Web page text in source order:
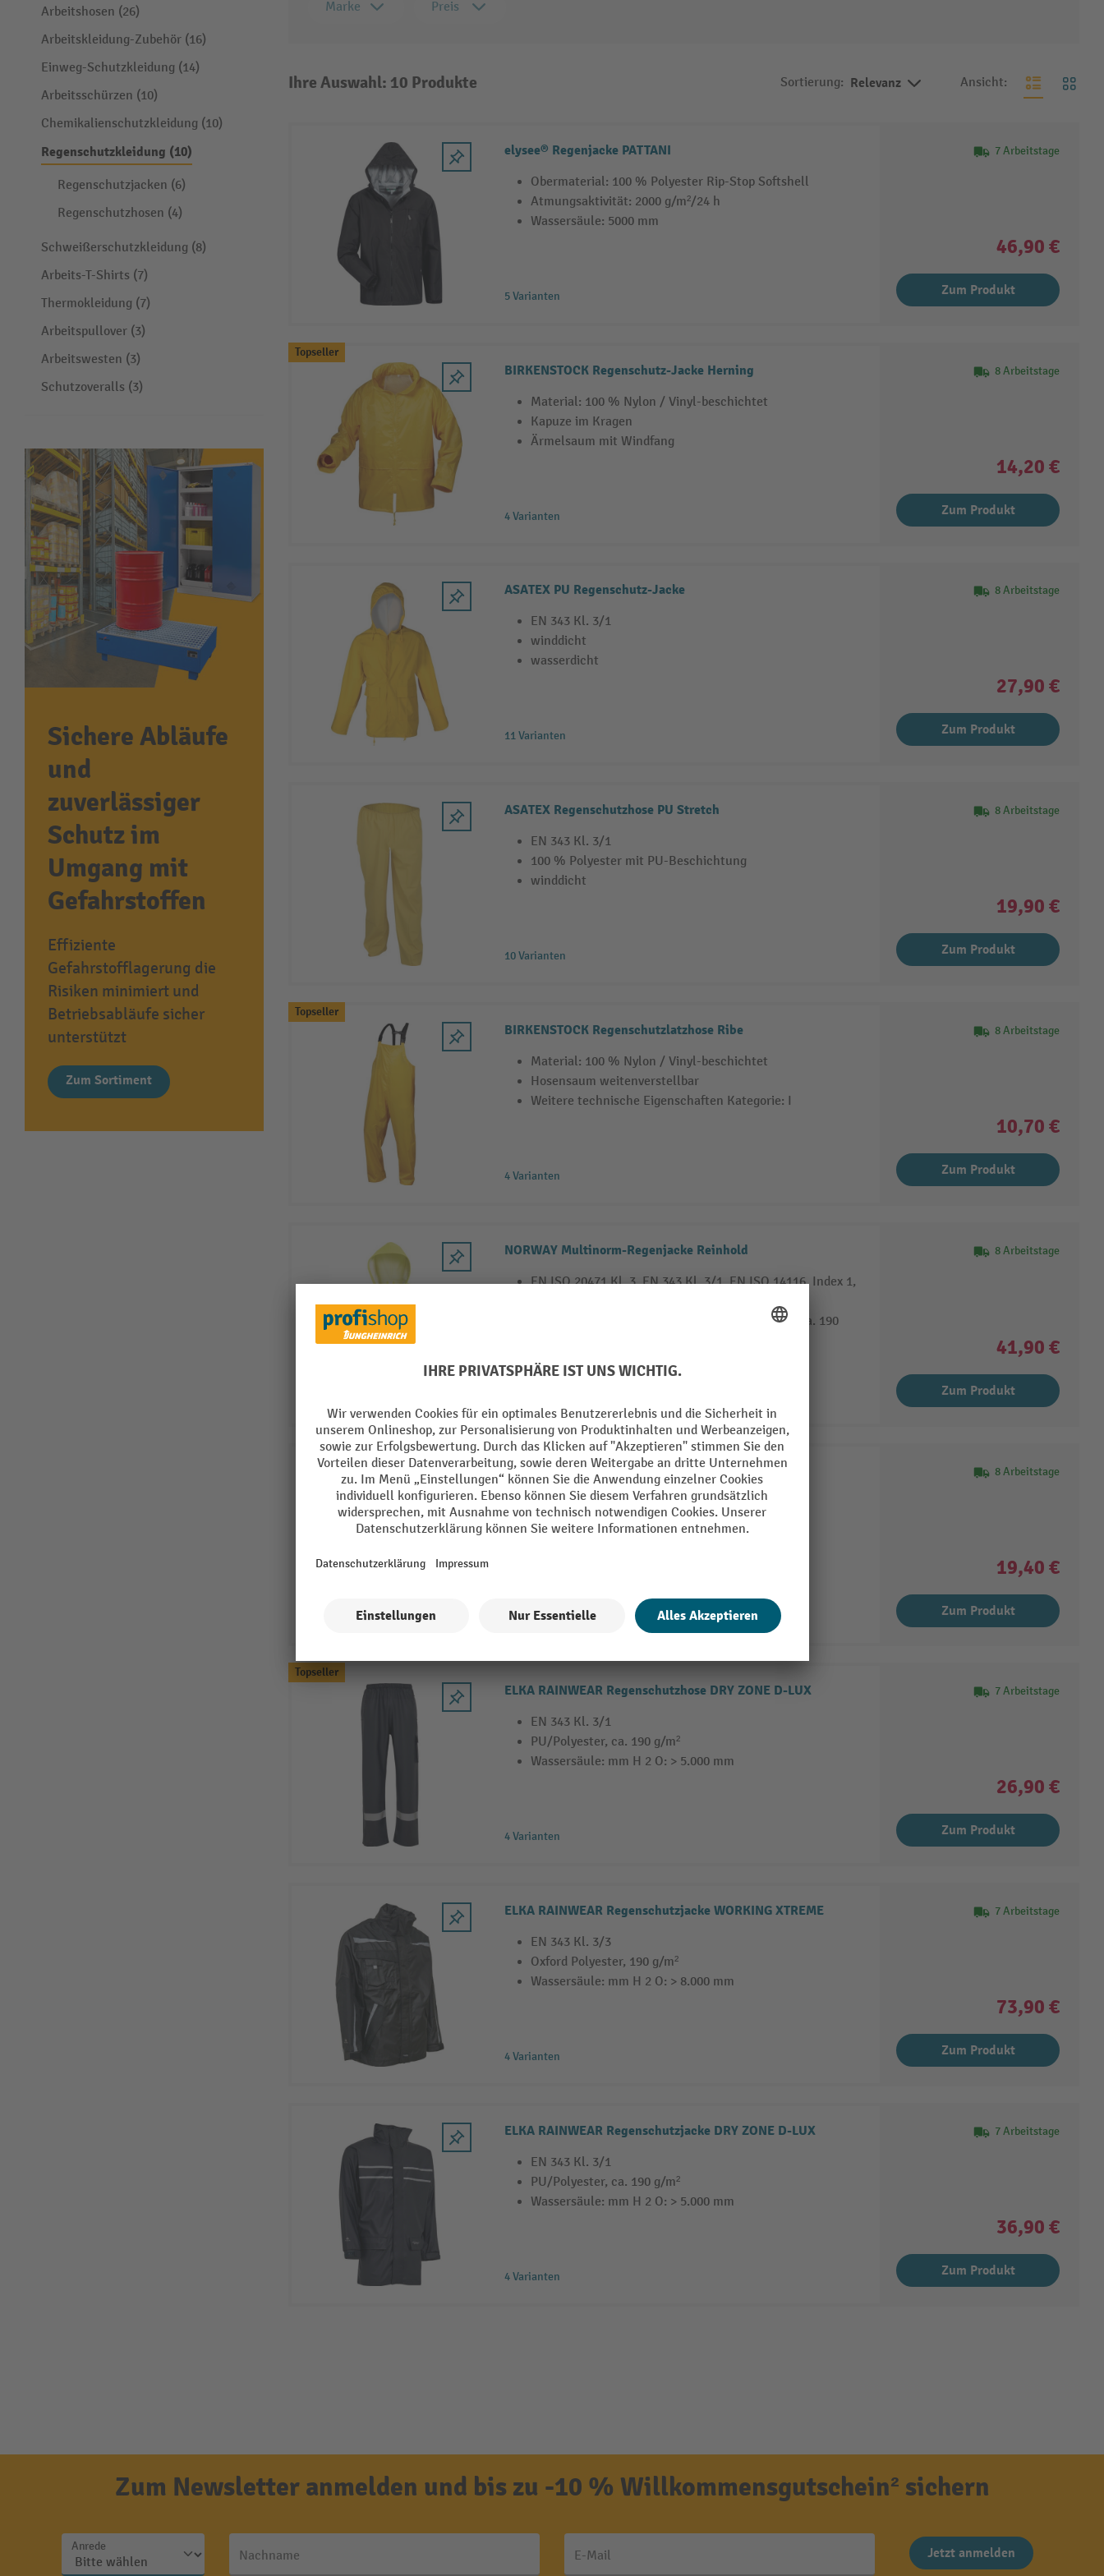
Arbeitshosen (26)
Arbeitskleidung-Zubehör (16)
Einweg-Schutzkleidung (14)
Arbeitsschürzen (10)
Chemikalienschutzkleidung (10)
Regenschutzkleidung (10)
Regenschutzjacken (6)
Regenschutzhosen (4)
Schweißerschutzkleidung (8)
Arbeits-T-Shirts (7)
Thermokleidung (7)
Arbeitspullover (3)
Arbeitswesten (3)
Schutzoveralls (3)
Sichere Abläufe
und
zuverlässiger
Schutz im
Umgang mit
Gefahrstoffen
Effiziente
Gefahrstofflagerung die
Risiken minimiert und
Betriebsabläufe sicher
unterstützt
Zum Sortiment
Marke Preis
Ihre Auswahl: 10 Produkte Sortierung: Relevanz Ansicht:
elysee® Regenjacke PATTANI
Obermaterial: 100 % Polyester Rip-Stop Softshell
Atmungsaktivität: 2000 g/m²/24 h
Wassersäule: 5000 mm
5 Varianten
7 Arbeitstage
46,90 €
Zum Produkt
Topseller
BIRKENSTOCK Regenschutz-Jacke Herning
Material: 100 % Nylon / Vinyl-beschichtet
Kapuze im Kragen
Ärmelsaum mit Windfang
4 Varianten
8 Arbeitstage
14,20 €
Zum Produkt
ASATEX PU Regenschutz-Jacke
EN 343 Kl. 3/1
winddicht
wasserdicht
11 Varianten
8 Arbeitstage
27,90 €
Zum Produkt
ASATEX Regenschutzhose PU Stretch
EN 343 Kl. 3/1
100 % Polyester mit PU-Beschichtung
winddicht
10 Varianten
8 Arbeitstage
19,90 €
Zum Produkt
Topseller
BIRKENSTOCK Regenschutzlatzhose Ribe
Material: 100 % Nylon / Vinyl-beschichtet
Hosensaum weitenverstellbar
Weitere technische Eigenschaften Kategorie: I
4 Varianten
8 Arbeitstage
10,70 €
Zum Produkt
NORWAY Multinorm-Regenjacke Reinhold
EN ISO 20471 Kl. 3, EN 343 Kl. 3/1, EN ISO 14116, Index 1,
Obermaterial: PU auf Polyester-Trägermaterial, ca. 190
Wassersäule: 8000 mm
8 Arbeitstage
41,90 €
Zum Produkt
ASATEX Regenschutzhose PU Stretch
EN 343 Kl. 3/1
100 % Polyester mit PU-Beschichtung
8 Arbeitstage
19,40 €
Zum Produkt
Topseller
ELKA RAINWEAR Regenschutzhose DRY ZONE D-LUX
EN 343 Kl. 3/1
PU/Polyester, ca. 190 g/m²
Wassersäule: mm H 2 O: > 5.000 mm
4 Varianten
7 Arbeitstage
26,90 €
Zum Produkt
ELKA RAINWEAR Regenschutzjacke WORKING XTREME
EN 343 Kl. 3/3
Oxford Polyester, 190 g/m²
Wassersäule: mm H 2 O: > 8.000 mm
4 Varianten
7 Arbeitstage
73,90 €
Zum Produkt
ELKA RAINWEAR Regenschutzjacke DRY ZONE D-LUX
EN 343 Kl. 3/1
PU/Polyester, ca. 190 g/m²
Wassersäule: mm H 2 O: > 5.000 mm
4 Varianten
7 Arbeitstage
36,90 €
Zum Produkt
Zum Newsletter anmelden und bis zu -10 % Willkommensgutschein² sichern
Anrede
Nachname E-Mail Jetzt anmelden